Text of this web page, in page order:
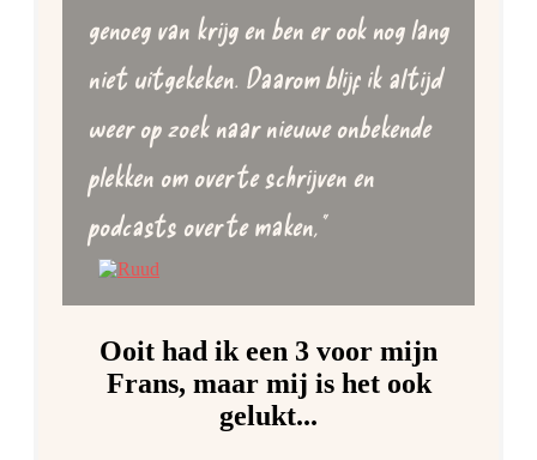
genoeg van krijg en ben er ook nog lang
niet uitgekeken. Daarom blijf ik altijd
weer op zoek naar nieuwe onbekende
plekken om over te schrijven en
podcasts over te maken,”
Ooit had ik een 3 voor mijn
Frans, maar mij is het ook
gelukt...